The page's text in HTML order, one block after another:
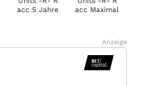
Anzeige